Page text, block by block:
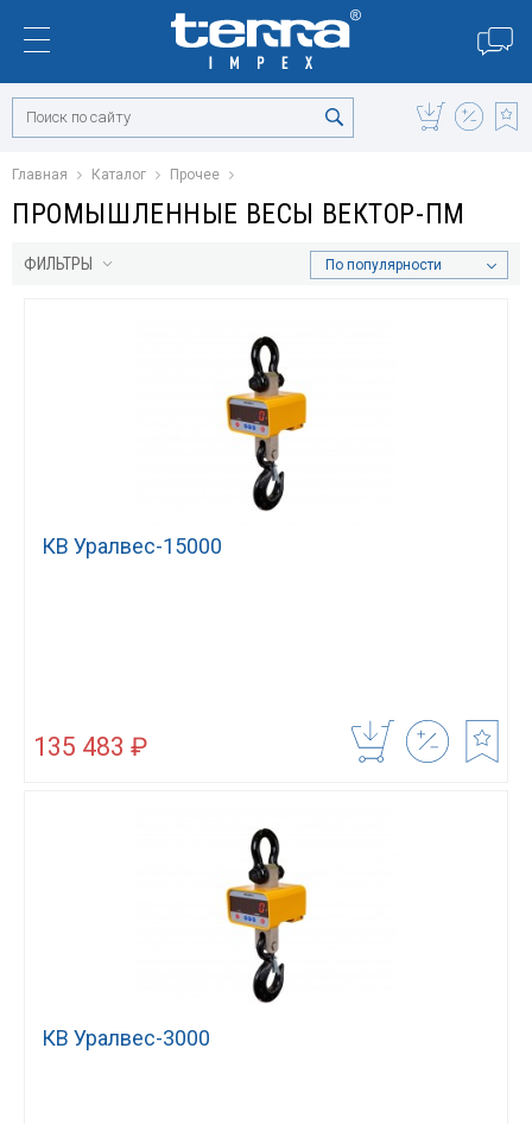
Главная Каталог Прочее
ПРОМЫШЛЕННЫЕ ВЕСЫ ВЕКТОР-ПМ
ФИЛЬТРЫ По популярности
КВ Уралвес-15000
135 483 ₽
КВ Уралвес-3000